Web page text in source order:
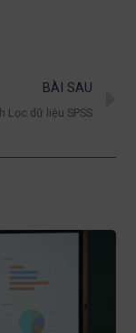
BÀI SAU
Lọc dữ liệu SPSS